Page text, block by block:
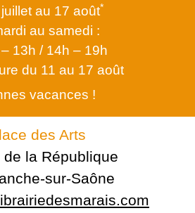
au 17 août*
au samedi :
13h / 14h – 19h
du 11 au 17 août
vacances !
des Arts
de la République
sur-Saône